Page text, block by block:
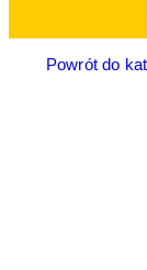
Powrót do